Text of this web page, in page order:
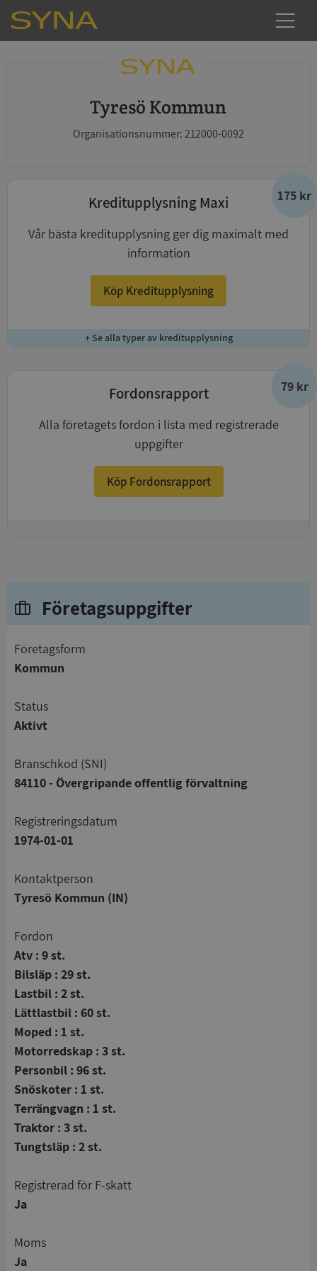
Tyresö Kommun
Organisationsnummer: 212000-0092
175 kr
Kreditupplysning Maxi
Vår bästa kreditupplysning ger dig maximalt med
information
Köp Kreditupplysning
+ Se alla typer av kreditupplysning
79 kr
Fordonsrapport
Alla företagets fordon i lista med registrerade
uppgifter
Köp Fordonsrapport
Företagsuppgifter
företagsform
Kommun
status
Aktivt
branschkod (SNI)
84110 - Övergripande offentlig förvaltning
registreringsdatum
1974-01-01
Kontaktperson
Tyresö Kommun (IN)
Fordon
Atv : 9 st.
Bilsläp : 29 st.
Lastbil : 2 st.
Lättlastbil : 60 st.
Moped : 1 st.
Motorredskap : 3 st.
Personbil : 96 st.
Snöskoter : 1 st.
Terrängvagn : 1 st.
Traktor : 3 st.
Tungtsläp : 2 st.
registrerad för F-skatt
Ja
Moms
Ja